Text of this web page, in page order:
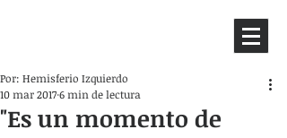
"Es un momento de
Por: Hemisferio Izquierdo
10 mar 20176 min de lectura